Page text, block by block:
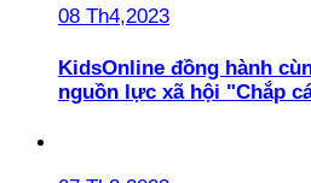
08 Th4,2023
KidsOnline đồng hành
nguồn lực xã hội "Chắp